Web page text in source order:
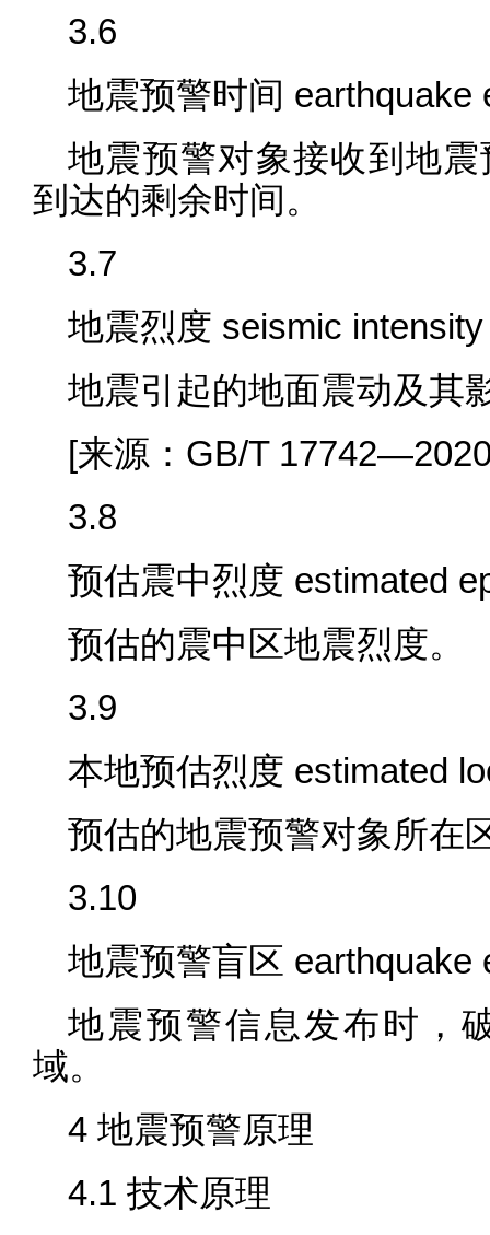
3.6
地震预警时间 earthquake
地震预警对象接收到地
到达的剩余时间。
3.7
地震烈度 seismic intensity
地震引起的地面震动及其
[来源：GB/T
3.8
预估震中烈度 estimated
预估的震中区地震烈度。
3.9
本地预估烈度 estimated
预估的地震预警对象所在
3.10
地震预警盲区 earthquake
地震预警信息发布时，
域。
4 地震预警原理
4.1 技术原理